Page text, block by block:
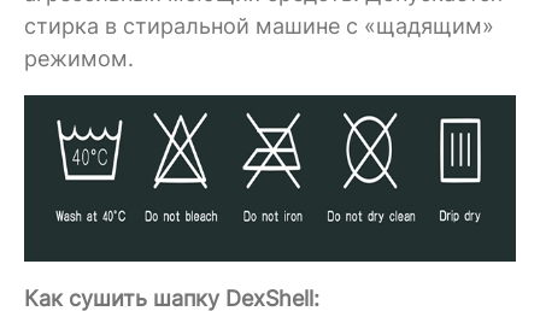
стирка в стиральной машине с «щадящим»
режимом.
Как сушить шапку DexShell: